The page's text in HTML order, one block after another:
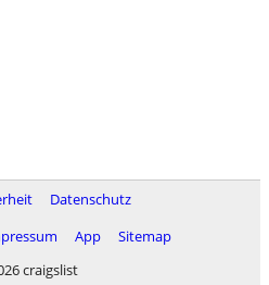
Datenschutz
App
Sitemap
craigslist